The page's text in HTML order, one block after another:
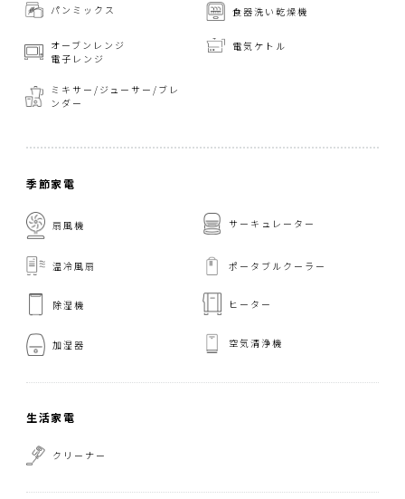
パンミックス 食器洗い乾燥機
オーブンレンジ
電子レンジ
電気ケトル
ミキサー/ジューサー/ ブレ
ンダー
季節家電
扇風機 サーキュレーター
温冷風扇 ポータブルクーラー
除湿機 ヒーター
加湿器 空気清浄機
生活家電
クリーナー